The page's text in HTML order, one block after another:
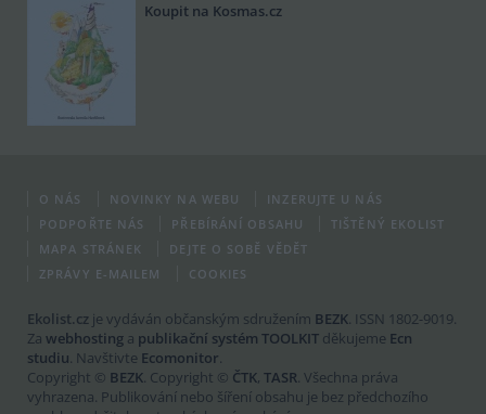
Koupit na Kosmas.cz
O NÁS NOVINKY NA WEBU
INZERUJTE U NÁS
PODPOŘTE NÁS
PŘEBÍRÁNÍ OBSAHU
TIŠTĚNÝ EKOLIST
MAPA STRÁNEK
DEJTE O SOBĚ VĚDĚT
ZPRÁVY E-MAILEM
COOKIES
Ekolist.cz je vydáván občanským sdružením BEZK. ISSN 1802-9019.
Za webhosting a publikační systém TOOLKIT děkujeme Ecn
studiu. Navštivte Ecomonitor.
Copyright © BEZK. Copyright © ČTK, TASR. Všechna práva
vyhrazena. Publikování nebo šíření obsahu je bez předchozího